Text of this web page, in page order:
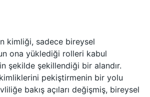
kimliği, sadece bireysel
ona yüklediği rolleri kabul
şekilde şekillendiği bir alandır.
pekiştirmenin bir yolu
bakış açıları değişmiş, bireysel